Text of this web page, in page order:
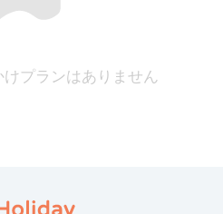
プランはありません